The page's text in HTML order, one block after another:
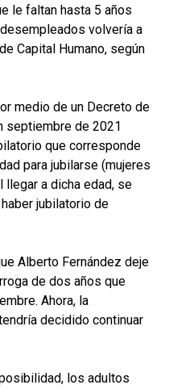
le faltan hasta 5 años
volvería a
Capital Humano, según
medio de un Decreto de
septiembre de 2021
que corresponde
para jubilarse (mujeres
llegar a dicha edad, se
jubilatorio de
Alberto Fernández deje
de dos años que
Ahora, la
decidido continuar
los adultos